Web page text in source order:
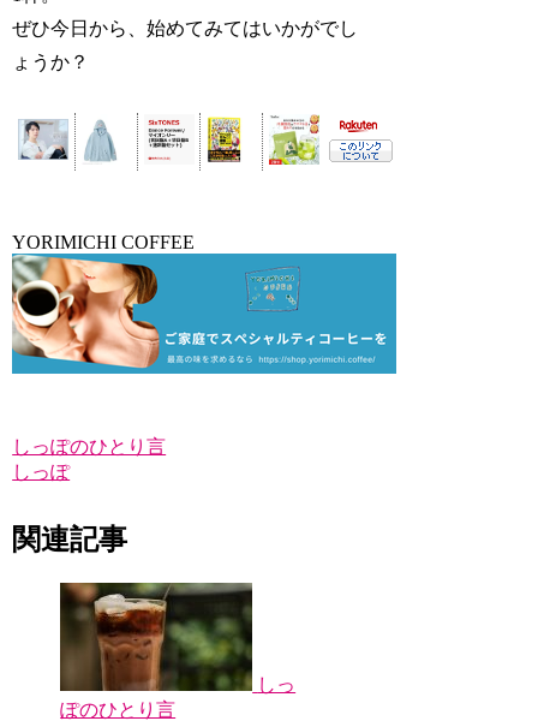
ぜひ今日から、始めてみてはいかがでし
ょうか？
YORIMICHI COFFEE
しっぽのひとり言
しっぽ
関連記事
しっ
ぽのひとり言